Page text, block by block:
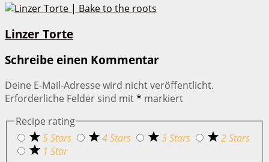
Linzer Torte
Schreibe einen Kommentar
Deine E-Mail-Adresse wird nicht veröffentlicht.
Erforderliche Felder sind mit* markiert
Recipe rating
5 Stars
4 Stars 3 Stars
2 Stars
1 Star